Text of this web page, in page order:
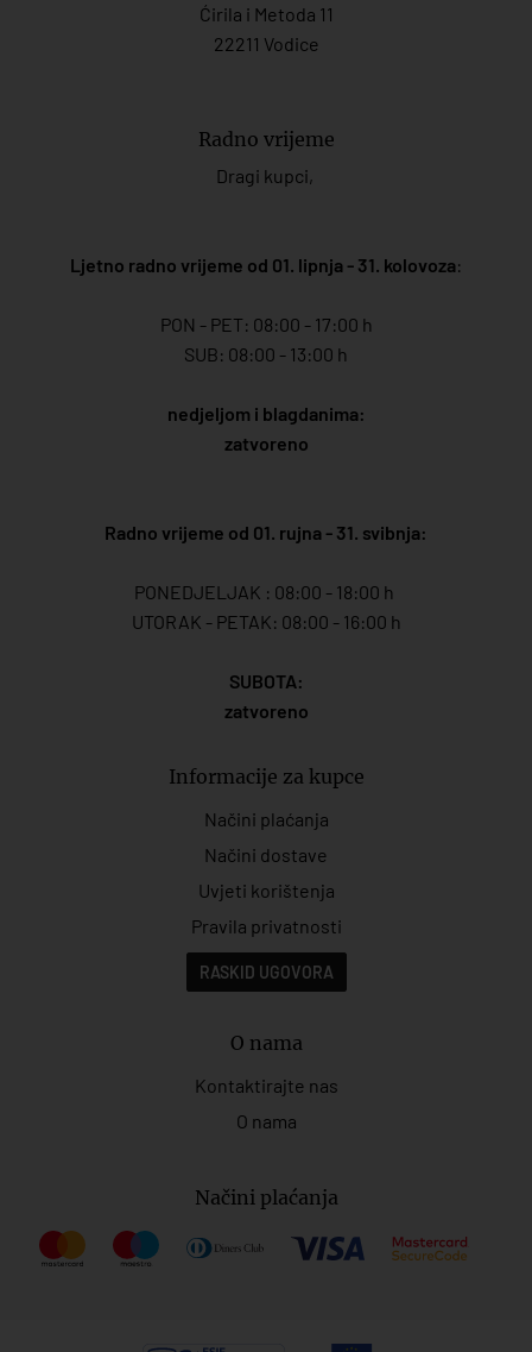
Ćirila i Metoda 11
22211 Vodice
Radno vrijeme
Dragi kupci,
Ljetno radno vrijeme od 01. lipnja - 31. kolovoza:
PON - PET: 08:00 - 17:00 h
SUB: 08:00 - 13:00 h
nedjeljom i blagdanima:
zatvoreno
Radno vrijeme od 01. rujna - 31. svibnja:
PONEDJELJAK : 08:00 - 18:00 h
UTORAK - PETAK: 08:00 - 16:00 h
SUBOTA:
zatvoreno
Informacije za kupce
Načini plaćanja
Načini dostave
Uvjeti korištenja
Pravila privatnosti
RASKID UGOVORA
O nama
Kontaktirajte nas
O nama
Načini plaćanja